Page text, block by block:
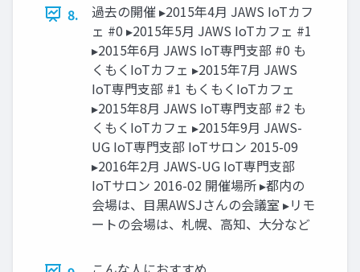
8.
過去の開催 ▸2015年4月 JAWS IoTカフ
ェ #0 ▸2015年5月 JAWS IoTカフェ #1
▸2015年6月 JAWS IoT専門支部 #0 も
くもくIoTカフェ ▸2015年7月 JAWS
IoT専門支部 #1 もくもくIoTカフェ
▸2015年8月 JAWS IoT専門支部 #2 も
くもくIoTカフェ ▸2015年9月 JAWS-
UG IoT専門支部 IoTサロン 2015-09
▸2016年2月 JAWS-UG IoT専門支部
IoTサロン 2016-02 開催場所 ▸都内の
会場は、目黒AWSJさんの会議室 ▸リモ
ートの会場は、札幌、高知、大分など